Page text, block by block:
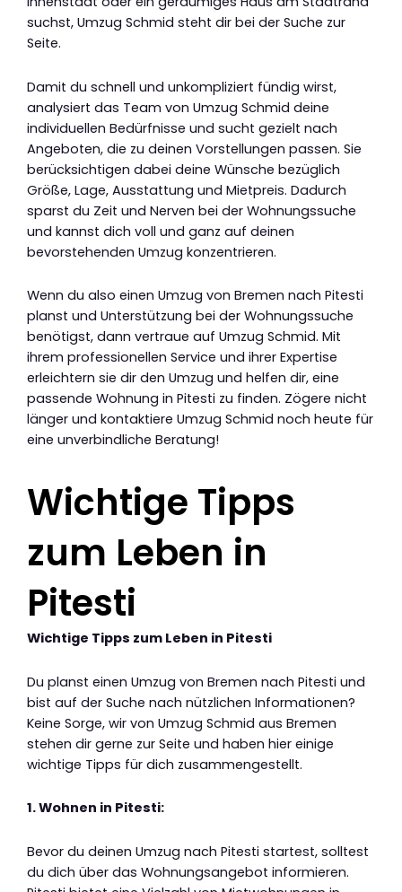
suchst, Umzug Schmid steht dir bei der Suche zur
Seite.
Damit du schnell und unkompliziert fündig wirst,
analysiert das Team von Umzug Schmid deine
individuellen Bedürfnisse und sucht gezielt nach
Angeboten, die zu deinen Vorstellungen passen. Sie
berücksichtigen dabei deine Wünsche bezüglich
Größe, Lage, Ausstattung und Mietpreis. Dadurch
sparst du Zeit und Nerven bei der Wohnungssuche
und kannst dich voll und ganz auf deinen
bevorstehenden Umzug konzentrieren.
Wenn du also einen Umzug von Bremen nach Pitesti
planst und Unterstützung bei der Wohnungssuche
benötigst, dann vertraue auf Umzug Schmid. Mit
ihrem professionellen Service und ihrer Expertise
erleichtern sie dir den Umzug und helfen dir, eine
passende Wohnung in Pitesti zu finden. Zögere nicht
länger und kontaktiere Umzug Schmid noch heute für
eine unverbindliche Beratung!
Wichtige Tipps
zum Leben in
Pitesti
Wichtige Tipps zum Leben in Pitesti
Du planst einen Umzug von Bremen nach Pitesti und
bist auf der Suche nach nützlichen Informationen?
Keine Sorge, wir von Umzug Schmid aus Bremen
stehen dir gerne zur Seite und haben hier einige
wichtige Tipps für dich zusammengestellt.
1. Wohnen in Pitesti:
Bevor du deinen Umzug nach Pitesti startest, solltest
du dich über das Wohnungsangebot informieren.